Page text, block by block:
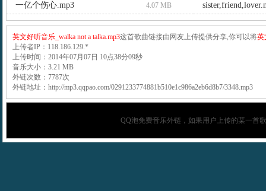
一亿个伤心.mp3
4.07 MB
英文好听音乐_walka not a talka.mp3这首歌曲链接由网友上传提供分享,你可以将英
上传者IP：118.186.129.*
上传时间：2014年07月07日 10点38分09秒
音乐大小：3.21 MB
外链次数：7787次
外链地址：http://mp3.qqpao.com/0291233774881b510e1c986a2eb6d8b7/3348.mp3
QQ泡免费音乐外链，如果用户上传的某一首